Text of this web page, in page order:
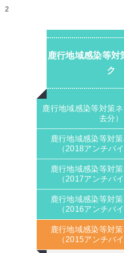
2
鹿行地域感染等対
ク
鹿行地域感染等対策
去分）
鹿行地域感染等対
（2018アンチバ
鹿行地域感染等対
（2017アンチバ
鹿行地域感染等対
（2016アンチバ
鹿行地域感染等対
（2015アンチバ